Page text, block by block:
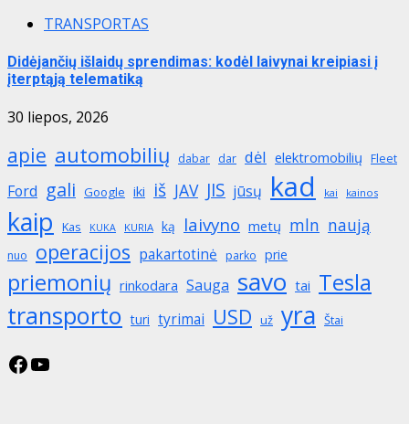
TRANSPORTAS
Didėjančių išlaidų sprendimas: kodėl laivynai kreipiasi į
įterptąją telematiką
30 liepos, 2026
apie automobilių dabar dar dėl elektromobilių Fleet
Ford gali Google iki iš JAV JIS jūsų kad kai kainos
kaip Kas KUKA KURIA ką laivyno metų mln naują
nuo operacijos pakartotinė parko prie
priemonių rinkodara Sauga savo tai Tesla
transporto turi tyrimai USD už yra Štai
Facebook
YouTube